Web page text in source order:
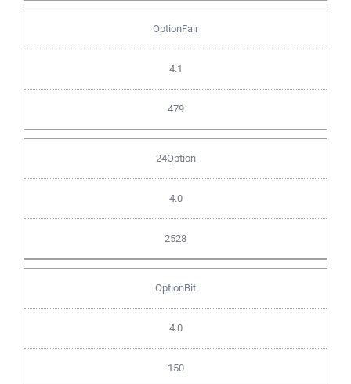
OptionFair
4.1
479
24Option
4.0
2528
OptionBit
4.0
150